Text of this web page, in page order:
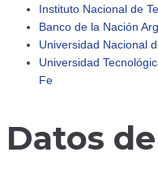
🔹 Retomamos actividades
Instituto Nacional de
Banco de la Nación
Universidad Nacional
Universidad
Fe
Datos